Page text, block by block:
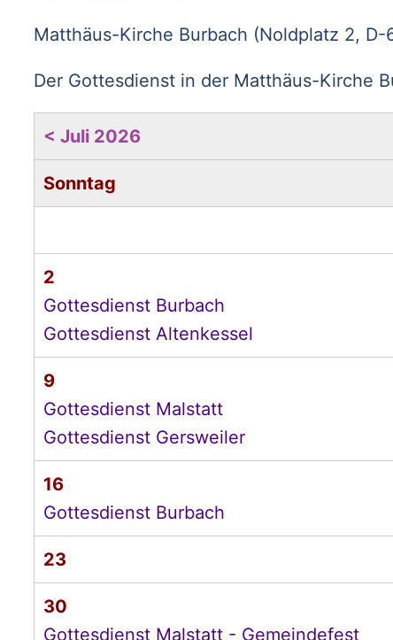
Matthäus-Kirche Burbach (Noldplatz 2, D-
Der Gottesdienst in der Matthäus-Kirche
< Juli 2026
Sonntag
2
Gottesdienst Burbach
Gottesdienst Altenkessel
9
Gottesdienst Malstatt
Gottesdienst Gersweiler
16
Gottesdienst Burbach
23
30
Gottesdienst Malstatt - Gemeindefest